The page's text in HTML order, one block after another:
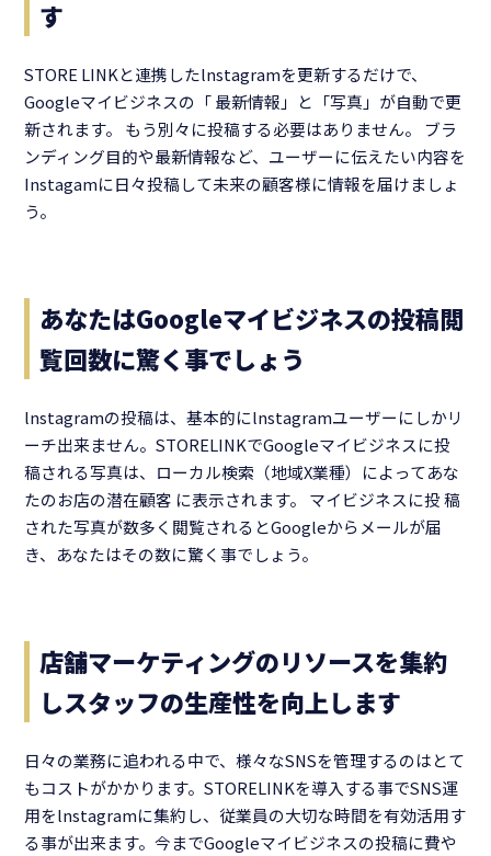
す
STORE LINKと連携したlnstagramを更新するだけで、
Googleマイビジネスの「 最新情報」と「写真」が自動で更
新されます。 もう別々に投稿する必要はありません。 ブラ
ンディング目的や最新情報など、ユーザーに伝えたい内容を
Instagamに日々投稿して未来の顧客様に情報を届けましょ
う。
あなたはGoogleマイビジネスの投稿閲
覧回数に驚く事でしょう
lnstagramの投稿は、基本的にlnstagramユーザーにしかリ
ーチ出来ません。STORELINKでGoogleマイビジネスに投
稿される写真は、ローカル検索（地域X業種）によってあな
たのお店の潜在顧客 に表示されます。 マイビジネスに投 稿
された写真が数多く閲覧されるとGoogleからメールが届
き、あなたはその数に驚く事でしょう。
店舗マーケティングのリソースを集約
しスタッフの生産性を向上します
日々の業務に追われる中で、様々なSNSを管理するのはとて
もコストがかかります。STORELINKを導入する事でSNS運
用をlnstagramに集約し、従業員の大切な時間を有効活用す
る事が出来ます。今までGoogleマイビジネスの投稿に費や